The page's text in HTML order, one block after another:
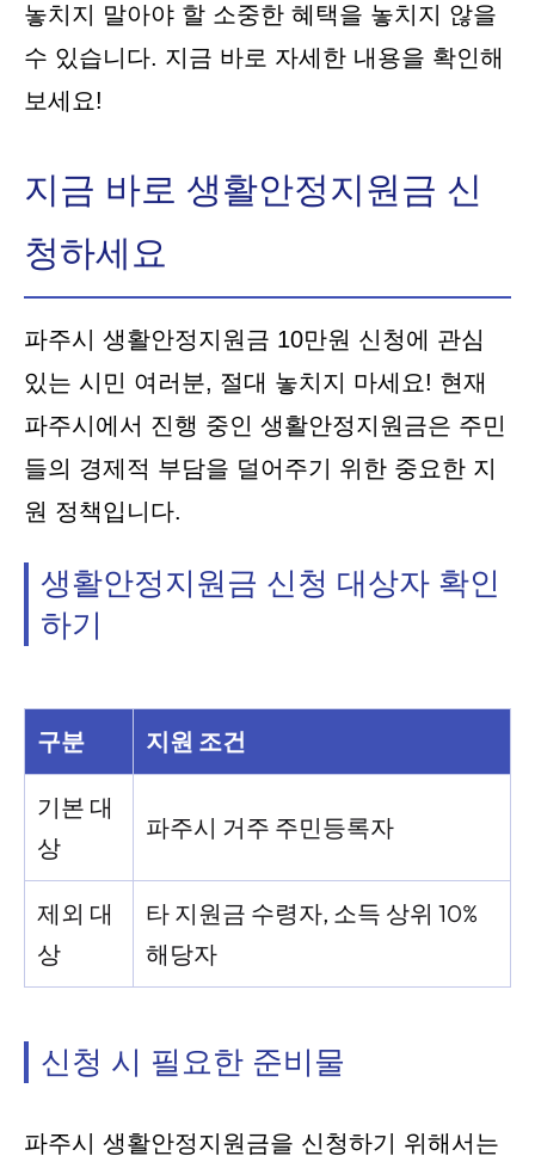
놓치지 말아야 할 소중한 혜택을 놓치지 않을
수 있습니다. 지금 바로 자세한 내용을 확인해
보세요!
지금 바로 생활안정지원금 신
청하세요
파주시 생활안정지원금 10만원 신청에 관심
있는 시민 여러분, 절대 놓치지 마세요! 현재
파주시에서 진행 중인 생활안정지원금은 주민
들의 경제적 부담을 덜어주기 위한 중요한 지
원 정책입니다.
생활안정지원금 신청 대상자 확인
하기
구분 지원 조건
기본 대
상
파주시 거주 주민등록자
제외 대
상
타 지원금 수령자, 소득 상위 10%
해당자
신청 시 필요한 준비물
파주시 생활안정지원금을 신청하기 위해서는